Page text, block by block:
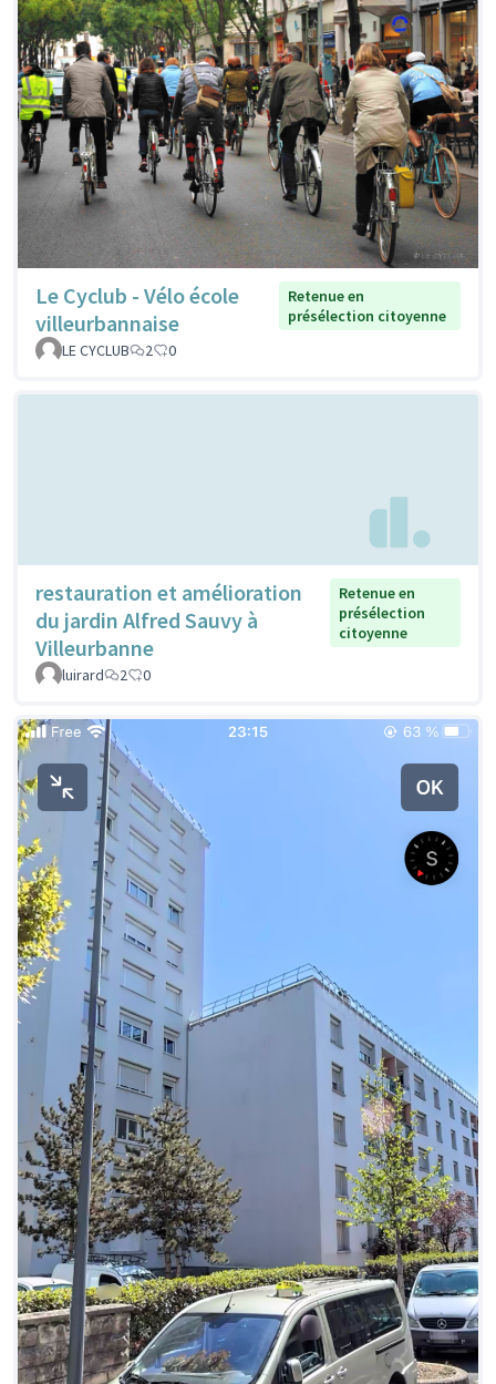
Le Cyclub - Vélo école
villeurbannaise
Retenue en
présélection citoyenne
LE CYCLUB
2 0
restauration et amélioration
du jardin Alfred Sauvy à
Villeurbanne
Retenue en
présélection
citoyenne
luirard 2 0